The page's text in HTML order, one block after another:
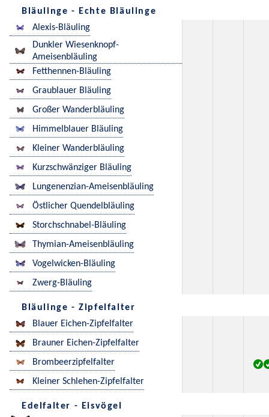
Bläulinge - Echte Bläulinge
Alexis-Bläuling
Dunkler Wiesenknopf-
Ameisenbläuling
Fetthennen-Bläuling
Graublauer Bläuling
Großer Wanderbläuling
Himmelblauer Bläuling
Kleiner Wanderbläuling
Kurzschwänziger Bläuling
Lungenenzian-Ameisenbläuling
Östlicher Quendelbläuling
Storchschnabel-Bläuling
Thymian-Ameisenbläuling
Vogelwicken-Bläuling
Zwerg-Bläuling
Bläulinge - Zipfelfalter
Blauer Eichen-Zipfelfalter
Brauner Eichen-Zipfelfalter
Brombeerzipfelfalter
Kleiner Schlehen-Zipfelfalter
Edelfalter - Eisvögel